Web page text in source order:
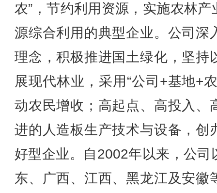
农”，节约利用资源，实施农林
源综合利用的典型企业。公司深
理念，积极推进国土绿化，坚持
展现代林业，采用“公司+基地+
动农民增收；高起点、高投入、
进的人造板生产技术与设备，创
好型企业。自2002年以来，公司
东、广西、江西、黑龙江及安徽